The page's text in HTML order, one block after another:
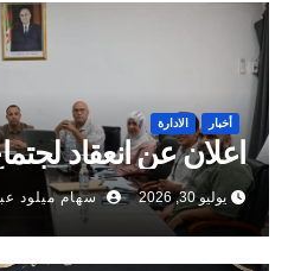
أخبار الادارة
اعلان عن انعقاد لجتماع
يوليو 30, 2026 سهام ميلود عبيد